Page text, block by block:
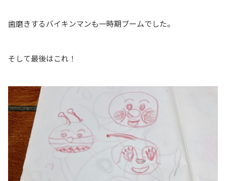
歯磨きするバイキンマンも一時期ブームでした。
そして最後はこれ！